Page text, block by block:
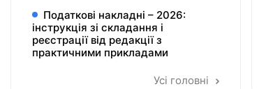
Податкові накладні – 2026:
інструкція зі складання і
реєстрації від редакції з
практичними прикладами
Усі головні